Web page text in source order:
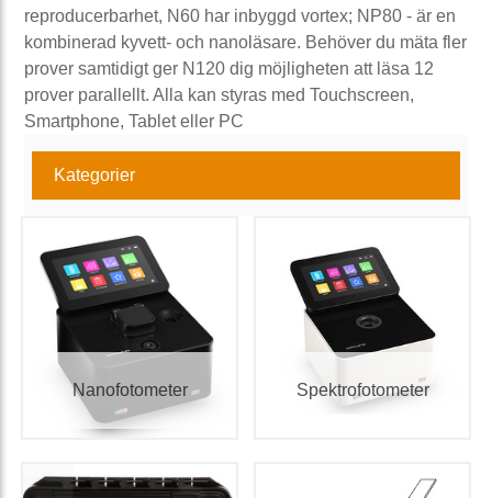
reproducerbarhet, N60 har inbyggd vortex; NP80 - är en
kombinerad kyvett- och nanoläsare. Behöver du mäta fler
prover samtidigt ger N120 dig möjligheten att läsa 12
prover parallellt. Alla kan styras med Touchscreen,
Smartphone, Tablet eller PC
Kategorier
Nanofotometer Spektrofotometer